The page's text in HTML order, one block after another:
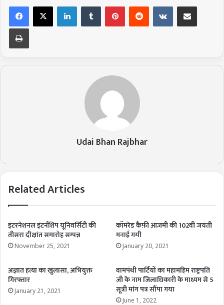
LinkedIn VKontakte
Udai Bhan Rajbhar
Related Articles
इंटरनेशनल इंटर्नशिप यूनिवर्सिटी की
तीसरा दीक्षांत समारोह सम्पन्न
November 25, 2021
कॉमरेड कैफ़ी आज़मी की 102वीं जयंती
मनाई गयी
January 20, 2021
अज्ञात हत्या का खुलासा, अभियुक्त
गिरफ्तार
January 21, 2021
वामपंथी पार्टियों का महामहिम राष्ट्रपति
जी के नाम जिलाधिकारी के माध्यम से 5
सूत्री मांग पत्र सौंपा गया
June 1, 2022